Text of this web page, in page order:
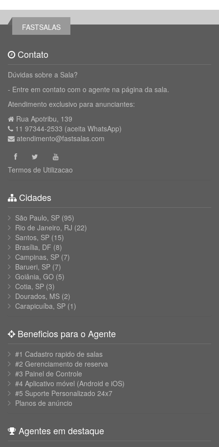
FASTSALAS
Contato
Dúvidas sobre a Sala?
- Entre em contato com o agente na página da sala.
Atendimento exclusivo para anunciantes:
Rua Apotribu, 139
11 97344-2533 (aceita WhatsApp)
atendimento@fastsalas.com
Termos de Utilizacao
Cidades
São Paulo, SP (95)
Rio de Janeiro, RJ (22)
Santos, SP (15)
Brasília, DF (8)
Campinas, SP (7)
Barueri, SP (7)
Goiânia, GO (5)
Cotia, SP (3)
Dourados, MS (2)
Carapicuíba, SP (1)
Beneficios para o Agente
#1 Cadastro rapido de salas
#2 Gerenciamento de reserva
#3 Painel de Controle
#4 Aplicativo móvel (Android e iOS)
#5 Suporte Personalizado 24x7
Planos de anúncio
Agentes em destaque